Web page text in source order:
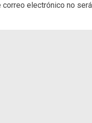
correo electrónico no